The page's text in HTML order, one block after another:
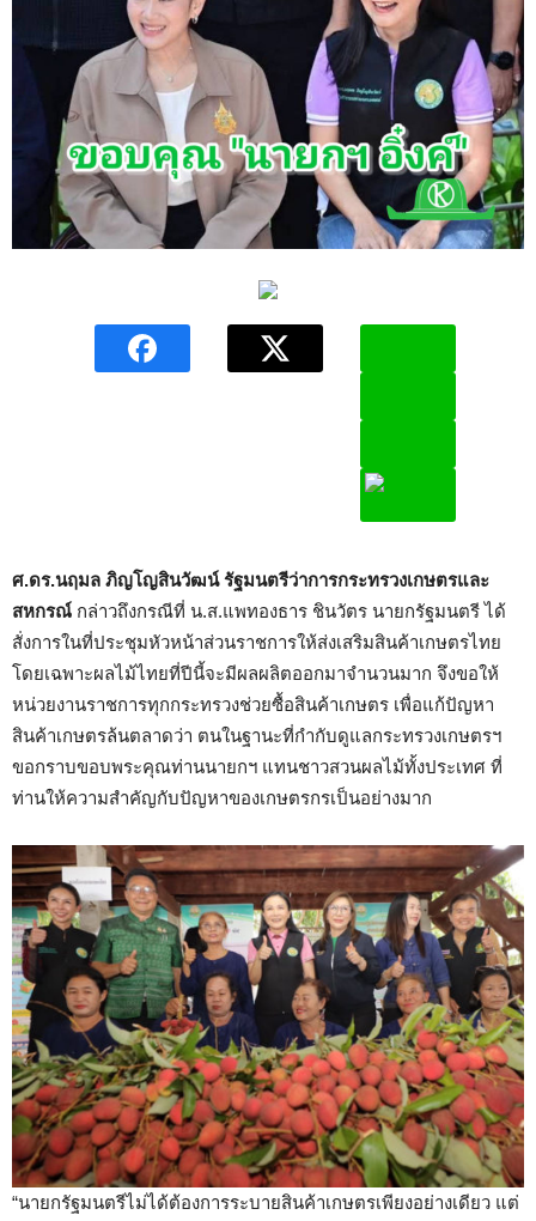
ศ.ดร.นฤมล ภิญโญสินวัฒน์ รัฐมนตรีว่าการกระทรวงเกษตรและ
สหกรณ์ กล่าวถึงกรณีที่ น.ส.แพทองธาร ชินวัตร นายกรัฐมนตรี ได้
สั่งการในที่ประชุมหัวหน้าส่วนราชการให้ส่งเสริมสินค้าเกษตรไทย
โดยเฉพาะผลไม้ไทยที่ปีนี้จะมีผลผลิตออกมาจำนวนมาก จึงขอให้
หน่วยงานราชการทุกกระทรวงช่วยซื้อสินค้าเกษตร เพื่อแก้ปัญหา
สินค้าเกษตรล้นตลาดว่า ตนในฐานะที่กำกับดูแลกระทรวงเกษตรฯ
ขอกราบขอบพระคุณท่านนายกฯ แทนชาวสวนผลไม้ทั้งประเทศ ที่
ท่านให้ความสำคัญกับปัญหาของเกษตรกรเป็นอย่างมาก
“นายกรัฐมนตรีไม่ได้ต้องการระบายสินค้าเกษตรเพียงอย่างเดียว แต่